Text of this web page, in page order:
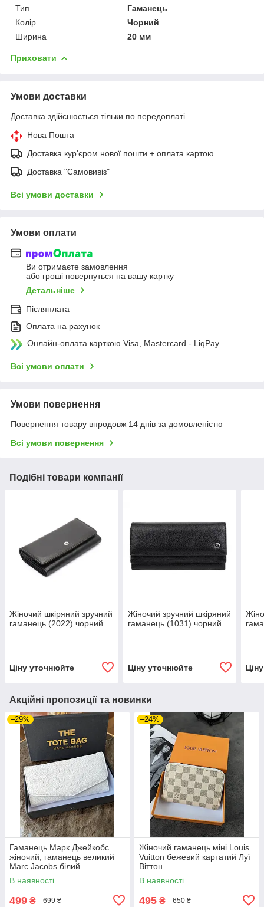
Тип
Гаманець
Колір
Чорний
Ширина
20 мм
Приховати
Умови доставки
Доставка здійснюється тільки по передоплаті.
Нова Пошта
Доставка кур'єром нової пошти + оплата картою
Доставка "Самовивіз"
Всі умови доставки
Умови оплати
Ви отримаєте замовлення
або гроші повернуться на вашу картку
Детальніше
Післяплата
Оплата на рахунок
Онлайн-оплата карткою Visa, Mastercard - LiqPay
Всі умови оплати
Умови повернення
Повернення товару впродовж 14 днів за домовленістю
Всі умови повернення
Подібні товари компанії
Жіночий шкіряний зручний
гаманець (2022) чорний
Ціну уточнюйте
Жіночий зручний шкіряний
гаманець (1031) чорний
Ціну уточнюйте
Акційні пропозиції та новинки
–29%
Гаманець Марк Джейкобс
жіночий, гаманець великий
Marc Jacobs білий
В наявності
499 ₴ 699 ₴
–24%
Жіночий гаманець міні Louis
Vuitton бежевий картатий Луї
Віттон
В наявності
495 ₴ 650 ₴